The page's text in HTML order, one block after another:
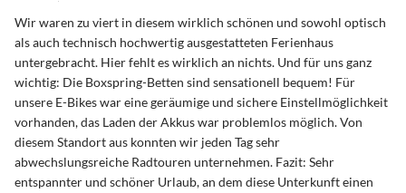
Wir waren zu viert in diesem wirklich schönen und sowohl optisch
als auch technisch hochwertig ausgestatteten Ferienhaus
untergebracht. Hier fehlt es wirklich an nichts. Und für uns ganz
wichtig: Die Boxspring-Betten sind sensationell bequem! Für
unsere E-Bikes war eine geräumige und sichere Einstellmöglichkeit
vorhanden, das Laden der Akkus war problemlos möglich. Von
diesem Standort aus konnten wir jeden Tag sehr
abwechslungsreiche Radtouren unternehmen. Fazit: Sehr
entspannter und schöner Urlaub, an dem diese Unterkunft einen